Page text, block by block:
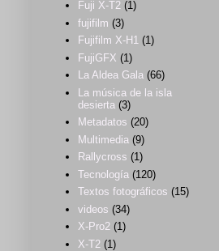
Fuji X-T2 (1)
fujifilm (3)
Fujifilm X-H1 (1)
FujiGFX (1)
La Aldea Gala (66)
La música de la isla
desierta (3)
Metadatos (20)
Multimedia (9)
Rallycross (1)
Tecnología (120)
Textos fotográficos (15)
videos (34)
X-Pro2 (1)
X-T2 (1)